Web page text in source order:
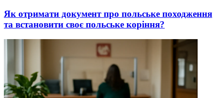
Як отримати документ про польське походження
та встановити своє польське коріння?